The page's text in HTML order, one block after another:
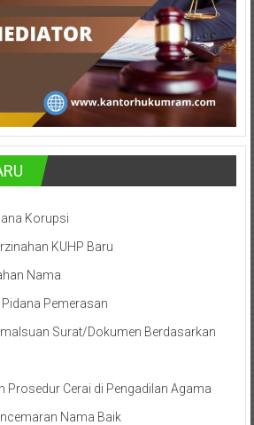
Korupsi
KUHP Baru
Nama
Pemerasan
Surat/Dokumen Berdasarkan
Prosedur Cerai di Pengadilan Agama
Nama Baik